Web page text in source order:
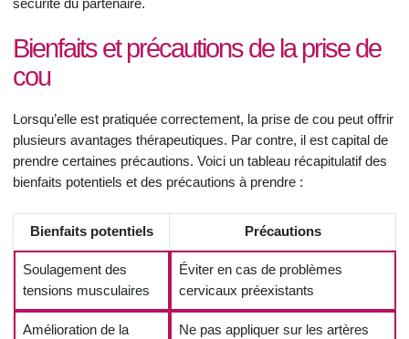
sécurité du partenaire.
Bienfaits et précautions de la prise de
cou
Lorsqu’elle est pratiquée correctement, la prise de cou peut offrir
plusieurs avantages thérapeutiques. Par contre, il est capital de
prendre certaines précautions. Voici un tableau récapitulatif des
bienfaits potentiels et des précautions à prendre :
Bienfaits potentiels Précautions
Soulagement des
tensions musculaires
Éviter en cas de problèmes
cervicaux préexistants
Amélioration de la
Ne pas appliquer sur les artères